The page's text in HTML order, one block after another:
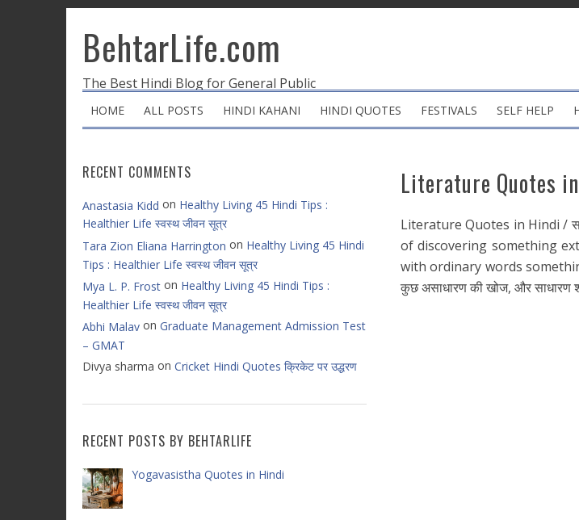
BehtarLife.com
The Best Hindi Blog for General Public
HOME ALL POSTS HINDI KAHANI HINDI QUOTES FESTIVALS SELF HELP
Literature Quotes
Literature Quotes in Hindi /
of discovering something
with ordinary words
कुछ असाधारण की खोज, और साधारण
RECENT COMMENTS
Anastasia Kidd on Healthy Living 45 Hindi Tips :
Healthier Life स्वस्थ जीवन सूत्र
Tara Zion Eliana Harrington on Healthy Living 45 Hindi
Tips : Healthier Life स्वस्थ जीवन सूत्र
Mya L. P. Frost on Healthy Living 45 Hindi Tips :
Healthier Life स्वस्थ जीवन सूत्र
Abhi Malav on Graduate Management Admission Test
– GMAT
Divya sharma on Cricket Hindi Quotes क्रिकेट पर उद्धरण
RECENT POSTS BY BEHTARLIFE
Yogavasistha Quotes in Hindi